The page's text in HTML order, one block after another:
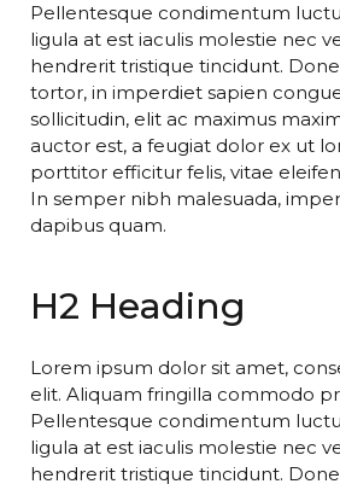
Pellentesque condimentum
ligula at est iaculis molestie nec
hendrerit tristique tincidunt.
tortor, in imperdiet sapien
sollicitudin, elit ac maximus
auctor est, a feugiat dolor ex ut
porttitor efficitur felis, vitae
In semper nibh malesuada,
dapibus quam.
H2 Heading
Lorem ipsum dolor sit amet,
elit. Aliquam fringilla commodo
Pellentesque condimentum
ligula at est iaculis molestie nec
hendrerit tristique tincidunt.